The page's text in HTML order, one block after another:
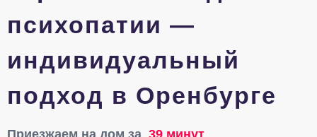
психопатии —
индивидуальный
подход в Оренбурге
Приезжаем на дом за 39 минут